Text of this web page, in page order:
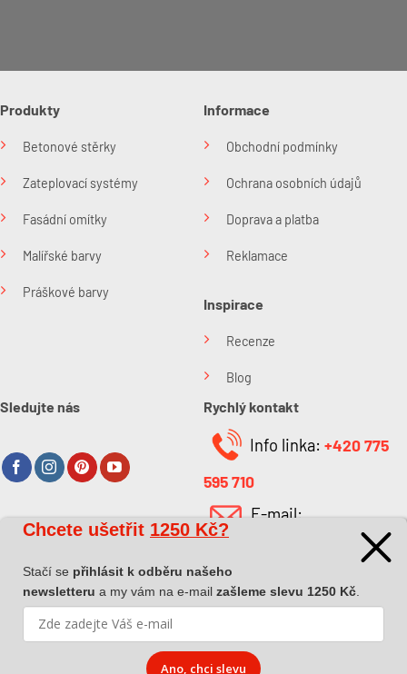
Produkty
Betonové stěrky
Zateplovací systémy
Fasádní omítky
Malířské barvy
Práškové barvy
Informace
Obchodní podmínky
Ochrana osobních údajů
Doprava a platba
Reklamace
Inspirace
Recenze
Blog
Sledujte nás
O společnosti
O nás
Kontakt
Rychlý kontakt
Info linka: +420 775
595 710
E-mail:
Chcete ušetřit 1250 Kč?
Stačí se přihlásit k odběru našeho
newsletteru a my vám na e-mail zašleme slevu 1250 Kč
Ano, chci slevu